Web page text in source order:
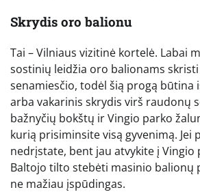
Skrydis oro balionu
Tai – Vilniaus vizitinė kortelė. Labai
sostinių leidžia oro balionams
senamiesčio, todėl šią progą būtina
arba vakarinis skrydis virš raudonų
bažnyčių bokštų ir Vingio parko
kurią prisiminsite visą gyvenimą. Jei
nedrįstate, bent jau atvykite į Vingio
Baltojo tilto stebėti masinio balionų
ne mažiau įspūdingas.